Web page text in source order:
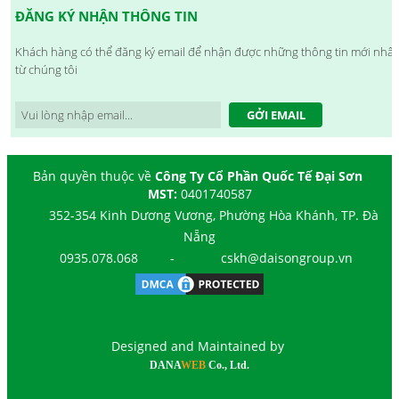
ĐĂNG KÝ NHẬN THÔNG TIN
Khách hàng có thể đăng ký email để nhận được những thông tin mới nhất
từ chúng tôi
GỞI EMAIL
Bản quyền thuộc về Công Ty Cổ Phần Quốc Tế Đại Sơn
MST: 0401740587
352-354 Kinh Dương Vương, Phường Hòa Khánh, TP. Đà
Nẵng
0935.078.068
- cskh@daisongroup.vn
Designed and Maintained by
DANAWEB Co., Ltd.